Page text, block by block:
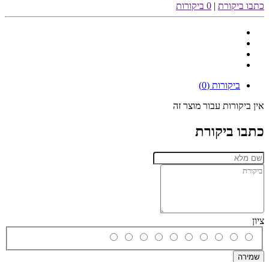
כתבו ביקורת | 0 ביקורות
ביקורות (0)
אין ביקורות עבור מוצר זה
כתבו ביקורת
ציון
שמירה